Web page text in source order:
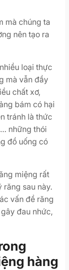
mà chúng ta
nên tạo ra
loại thực
mà vẫn đầy
chất xơ,
bám có hại
tránh là thức
những thói
đồ uống có
miệng rất
răng sau này.
vấn đề răng
đau nhức,
hàng